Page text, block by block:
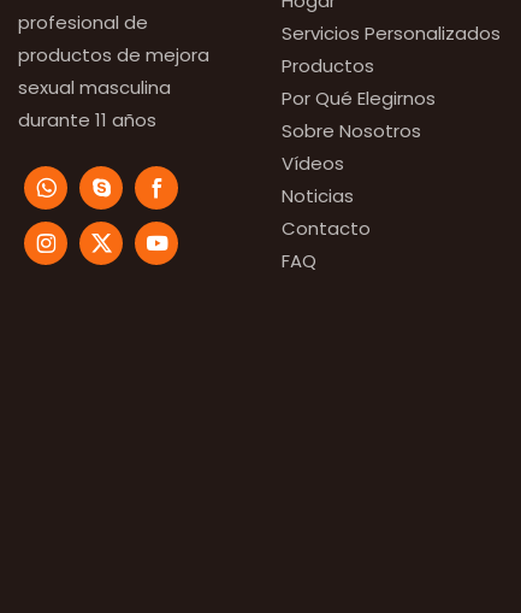
profesional de
productos de mejora
sexual masculina
durante 11 años
Servicios Personalizados
Productos
Por Qué Elegirnos
Sobre Nosotros
Vídeos
Noticias
Contacto
FAQ